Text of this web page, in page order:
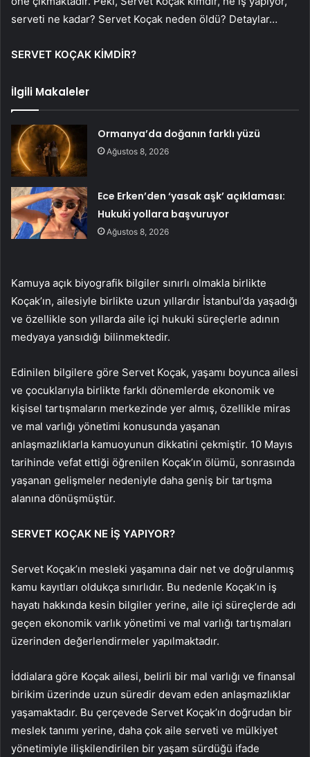
serveti ne kadar? Servet Koçak neden öldü? Detaylar…
SERVET KOÇAK KİMDİR?
İlgili Makaleler
Ormanya’da doğanın farklı yüzü
Ağustos 8, 2026
Ece Erken’den ‘yasak aşk’ açıklaması:
Hukuki yollara başvuruyor
Ağustos 8, 2026
Kamuya açık biyografik bilgiler sınırlı olmakla birlikte
Koçak’ın, ailesiyle birlikte uzun yıllardır İstanbul’da yaşadığı
ve özellikle son yıllarda aile içi hukuki süreçlerle adının
medyaya yansıdığı bilinmektedir.
Edinilen bilgilere göre Servet Koçak, yaşamı boyunca ailesi
ve çocuklarıyla birlikte farklı dönemlerde ekonomik ve
kişisel tartışmaların merkezinde yer almış, özellikle miras
ve mal varlığı yönetimi konusunda yaşanan
anlaşmazlıklarla kamuoyunun dikkatini çekmiştir. 10 Mayıs
tarihinde vefat ettiği öğrenilen Koçak’ın ölümü, sonrasında
yaşanan gelişmeler nedeniyle daha geniş bir tartışma
alanına dönüşmüştür.
SERVET KOÇAK NE İŞ YAPIYOR?
Servet Koçak’ın mesleki yaşamına dair net ve doğrulanmış
kamu kayıtları oldukça sınırlıdır. Bu nedenle Koçak’ın iş
hayatı hakkında kesin bilgiler yerine, aile içi süreçlerde adı
geçen ekonomik varlık yönetimi ve mal varlığı tartışmaları
üzerinden değerlendirmeler yapılmaktadır.
İddialara göre Koçak ailesi, belirli bir mal varlığı ve finansal
birikim üzerinde uzun süredir devam eden anlaşmazlıklar
yaşamaktadır. Bu çerçevede Servet Koçak’ın doğrudan bir
meslek tanımı yerine, daha çok aile serveti ve mülkiyet
yönetimiyle ilişkilendirilen bir yaşam sürdüğü ifade